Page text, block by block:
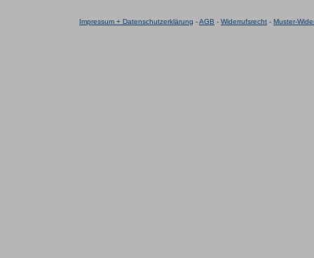
Impressum + Datenschutzerklärung -AGB - Widerrufsrecht - Muster-